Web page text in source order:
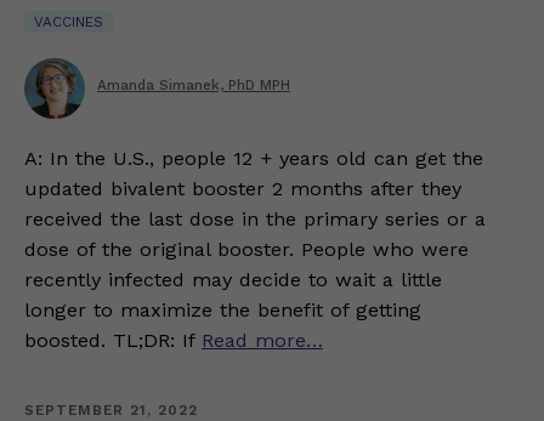
VACCINES
Amanda Simanek, PhD MPH
A: In the U.S., people 12 + years old can get the
updated bivalent booster 2 months after they
received the last dose in the primary series or a
dose of the original booster. People who were
recently infected may decide to wait a little
longer to maximize the benefit of getting
boosted. TL;DR: If Read more…
SEPTEMBER 21, 2022